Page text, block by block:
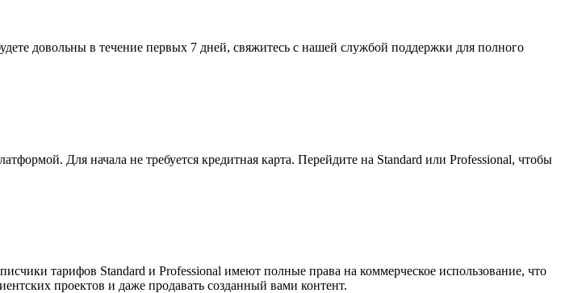
довольны в течение первых 7 дней, свяжитесь с нашей службой поддержки для полного
Для начала не требуется кредитная карта. Перейдите на Standard или Professional, чтобы
тарифов Standard и Professional имеют полные права на коммерческое использование, что
проектов и даже продавать созданный вами контент.